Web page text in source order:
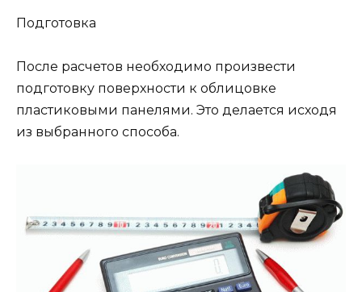
Подготовка
После расчетов необходимо произвести
подготовку поверхности к облицовке
пластиковыми панелями. Это делается исходя
из выбранного способа.